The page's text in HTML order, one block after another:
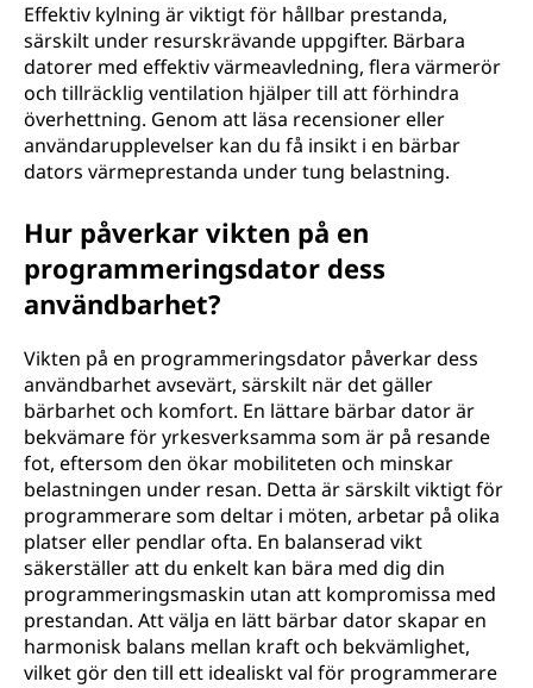
Effektiv kylning är viktigt för hållbar prestanda,
särskilt under resurskrävande uppgifter. Bärbara
datorer med effektiv värmeavledning, flera värmerör
och tillräcklig ventilation hjälper till att förhindra
överhettning. Genom att läsa recensioner eller
användarupplevelser kan du få insikt i en bärbar
dators värmeprestanda under tung belastning.
Hur påverkar vikten på en
programmeringsdator dess
användbarhet?
Vikten på en programmeringsdator påverkar dess
användbarhet avsevärt, särskilt när det gäller
bärbarhet och komfort. En lättare bärbar dator är
bekvämare för yrkesverksamma som är på resande
fot, eftersom den ökar mobiliteten och minskar
belastningen under resan. Detta är särskilt viktigt för
programmerare som deltar i möten, arbetar på olika
platser eller pendlar ofta. En balanserad vikt
säkerställer att du enkelt kan bära med dig din
programmeringsmaskin utan att kompromissa med
prestandan. Att välja en lätt bärbar dator skapar en
harmonisk balans mellan kraft och bekvämlighet,
vilket gör den till ett idealiskt val för programmerare